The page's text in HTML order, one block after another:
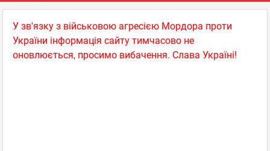
У зв'язку з військовою агресією Мордора проти
України інформація сайту тимчасово не
оновлюється, просимо вибачення. Слава Україні!